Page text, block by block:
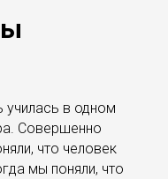
в одном
Совершенно
что человек
мы поняли, что